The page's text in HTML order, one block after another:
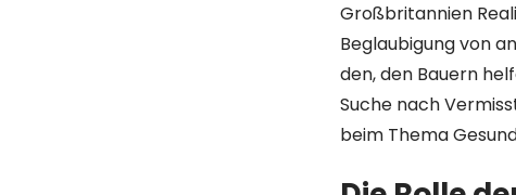
Großbritannien
Beglaubigung von
den, den Bauern
Suche nach
beim Thema